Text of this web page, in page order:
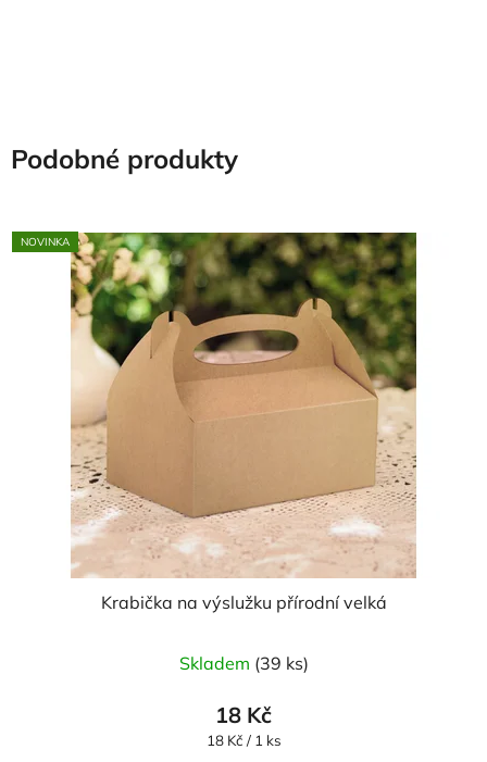
Podobné produkty
NOVINKA
Krabička na výslužku přírodní velká
Skladem (39 ks)
18 Kč
Měrná
18 Kč / 1 ks